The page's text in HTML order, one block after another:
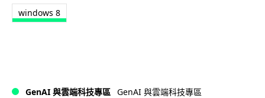
windows 8
GenAI 與雲端科技專區 GenAI 與雲端科技專區